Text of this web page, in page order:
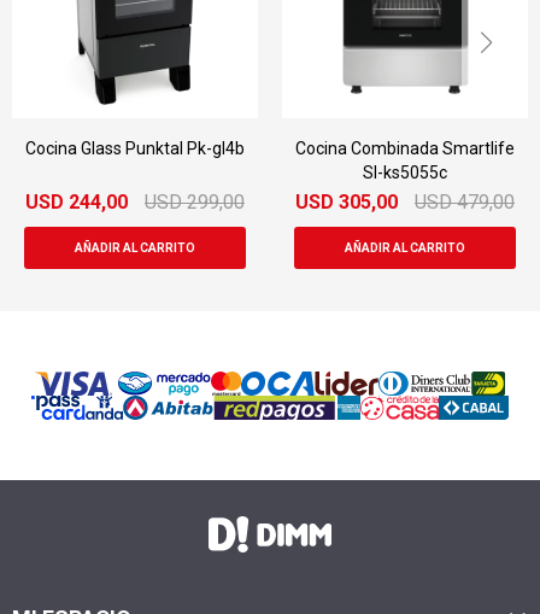
Cocina Glass Punktal Pk-gl4b
USD 244,00 USD 299,00
Cocina Combinada Smartlife
Sl-ks5055c
USD 305,00 USD 479,00